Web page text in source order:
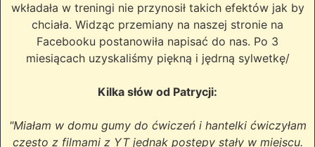
wkładała w treningi nie przynosił takich efektów jak by
chciała. Widząc przemiany na naszej stronie na
Facebooku postanowiła napisać do nas. Po 3
miesiącach uzyskaliśmy piękną i jędrną sylwetkę/
Kilka słów od Patrycji:
"Miałam w domu gumy do ćwiczeń i hantelki ćwiczyłam
często z filmami z YT jednak postępy stały w miejscu.